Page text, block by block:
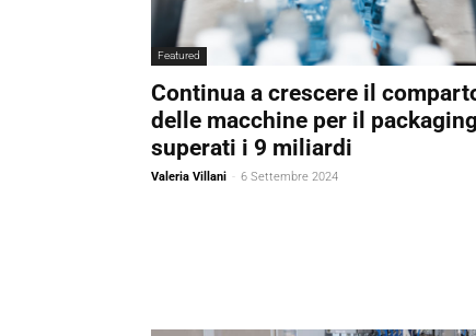
Featured
Continua a crescere il
delle macchine per il
superati i 9 miliardi
Valeria Villani - 6 Settembre 2024